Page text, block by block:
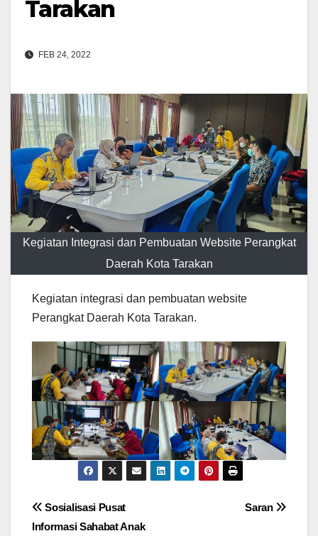
Tarakan
FEB 24, 2022
Kegiatan Integrasi dan Pembuatan Website Perangkat
Daerah Kota Tarakan
Kegiatan integrasi dan pembuatan website
Perangkat Daerah Kota Tarakan.
Navigasi
Saran
Sosialisasi Pusat
Informasi Sahabat Anak